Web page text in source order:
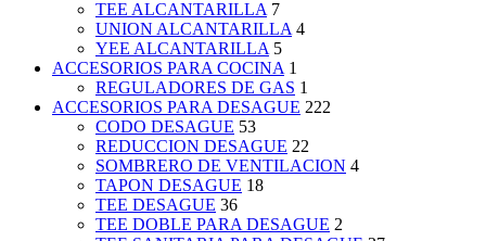
TEE ALCANTARILLA 7
UNION ALCANTARILLA 4
YEE ALCANTARILLA 5
ACCESORIOS PARA COCINA 1
REGULADORES DE GAS 1
ACCESORIOS PARA DESAGUE 222
CODO DESAGUE 53
REDUCCION DESAGUE 22
SOMBRERO DE VENTILACION 4
TAPON DESAGUE 18
TEE DESAGUE 36
TEE DOBLE PARA DESAGUE 2